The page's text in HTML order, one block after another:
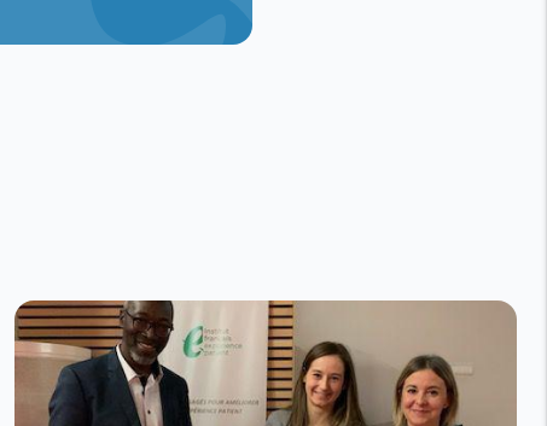
et professionnels de
de confirmer